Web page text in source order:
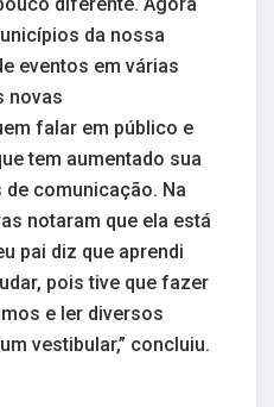
da nossa
eventos em várias
novas
falar em público e
tem aumentado sua
comunicação. Na
notaram que ela está
pai diz que aprendi
pois tive que fazer
e ler diversos
vestibular,” concluiu.